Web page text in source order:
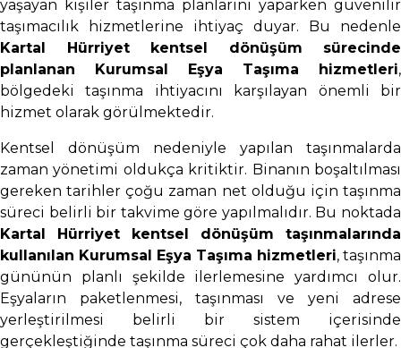
yaşayan kişiler taşınma planlarını yaparken güvenilir
taşımacılık hizmetlerine ihtiyaç duyar. Bu nedenle
Kartal Hürriyet kentsel dönüşüm sürecinde
planlanan Kurumsal Eşya Taşıma hizmetleri,
bölgedeki taşınma ihtiyacını karşılayan önemli bir
hizmet olarak görülmektedir.
Kentsel dönüşüm nedeniyle yapılan taşınmalarda
zaman yönetimi oldukça kritiktir. Binanın boşaltılması
gereken tarihler çoğu zaman net olduğu için taşınma
süreci belirli bir takvime göre yapılmalıdır. Bu noktada
Kartal Hürriyet kentsel dönüşüm taşınmalarında
kullanılan Kurumsal Eşya Taşıma hizmetleri, taşınma
gününün planlı şekilde ilerlemesine yardımcı olur.
Eşyaların paketlenmesi, taşınması ve yeni adrese
yerleştirilmesi belirli bir sistem içerisinde
gerçekleştiğinde taşınma süreci çok daha rahat ilerler.